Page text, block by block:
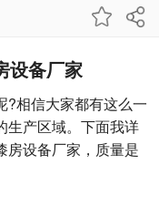
设备厂家
?相信大家都有这么一
生产区域。下面我详
房设备厂家，质量是